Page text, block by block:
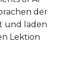
der
und laden
Lektion